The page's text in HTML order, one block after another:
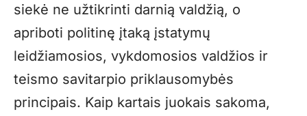
siekė ne užtikrinti darnią valdžią, o
apriboti politinę įtaką įstatymų
leidžiamosios, vykdomosios valdžios ir
teismo savitarpio priklausomybės
principais. Kaip kartais juokais sakoma,